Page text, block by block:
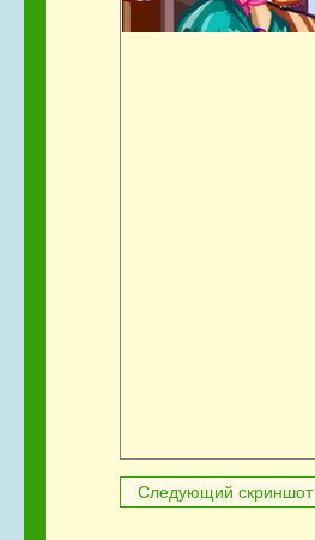
Следующий скриншот